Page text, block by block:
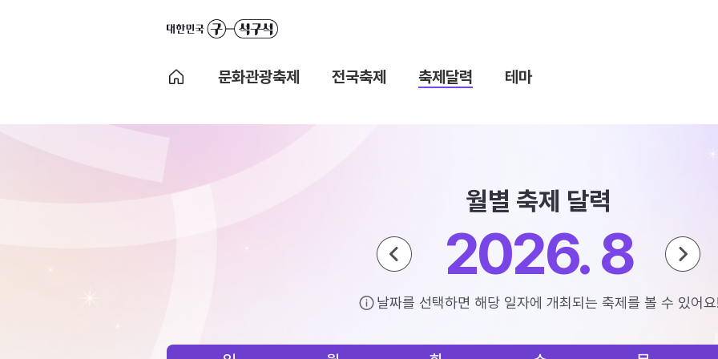
문화관광축제 전국축제 축제달력 테마
월별 축제 달력
2026. 8
날짜를 선택하면 해당 일자에 개최되는 축제를 볼 수 있어